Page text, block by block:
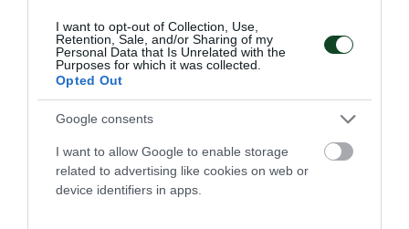
I want to opt-out of Collection, Use,
Retention, Sale, and/or Sharing of my
Personal Data that Is Unrelated with the
Purposes for which it was collected.
Opted Out
Google consents
I want to allow Google to enable storage
related to advertising like cookies on web or
device identifiers in apps.